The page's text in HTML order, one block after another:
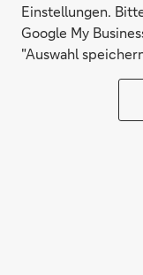
Einstellungen.
Google My
"Auswahl